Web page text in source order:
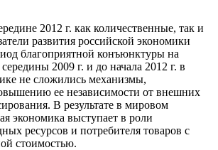
2012 г. как количественные, так и
развития российской экономики
благоприятной конъюнктуры на
2009 г. и до начала 2012 г. в
не сложились механизмы,
ее независимости от внешних
В результате в мировом
экономика выступает в роли
ресурсов и потребителя товаров с
стоимостью.